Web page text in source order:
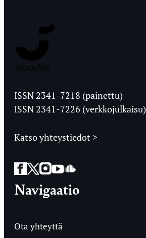
Ylioppilaslehti
ISSN 2341-7218 (painettu)
ISSN 2341-7226 (verkkojulkaisu)
Katso yhteystiedot >
Facebook
Twitter
Instagram
YouTube
SoundCloud
Navigaatio
Ota yhteyttä